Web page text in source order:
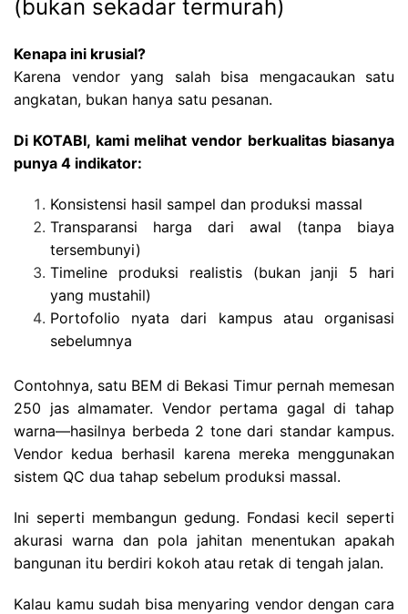
(bukan sekadar termurah)
Kenapa ini krusial?
Karena vendor yang salah bisa mengacaukan satu
angkatan, bukan hanya satu pesanan.
Di KOTABI, kami melihat vendor berkualitas biasanya
punya 4 indikator:
Konsistensi hasil sampel dan produksi massal
Transparansi harga dari awal (tanpa biaya
tersembunyi)
Timeline produksi realistis (bukan janji 5 hari
yang mustahil)
Portofolio nyata dari kampus atau organisasi
sebelumnya
Contohnya, satu BEM di Bekasi Timur pernah memesan
250 jas almamater. Vendor pertama gagal di tahap
warna—hasilnya berbeda 2 tone dari standar kampus.
Vendor kedua berhasil karena mereka menggunakan
sistem QC dua tahap sebelum produksi massal.
Ini seperti membangun gedung. Fondasi kecil seperti
akurasi warna dan pola jahitan menentukan apakah
bangunan itu berdiri kokoh atau retak di tengah jalan.
Kalau kamu sudah bisa menyaring vendor dengan cara